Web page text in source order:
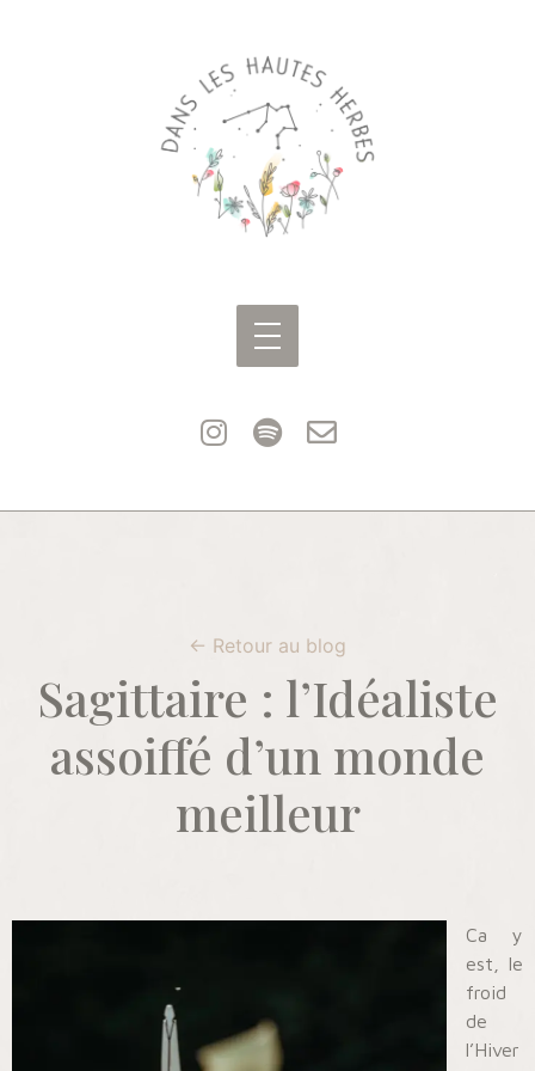
← Retour au blog
Sagittaire : l’Idéaliste
assoiffé d’un monde
meilleur
Ca y
est, le
froid
de
l’Hiver